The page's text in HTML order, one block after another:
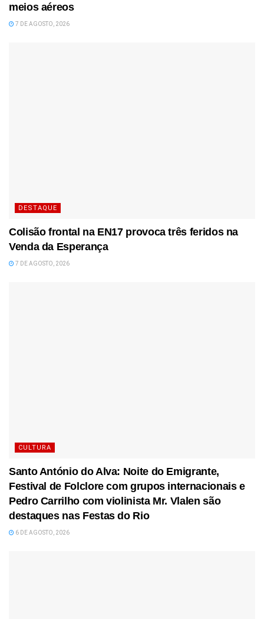
meios aéreos
7 DE AGOSTO, 2026
DESTAQUE
Colisão frontal na EN17 provoca três feridos na
Venda da Esperança
7 DE AGOSTO, 2026
CULTURA
Santo António do Alva: Noite do Emigrante,
Festival de Folclore com grupos internacionais e
Pedro Carrilho com violinista Mr. Vlalen são
destaques nas Festas do Rio
6 DE AGOSTO, 2026